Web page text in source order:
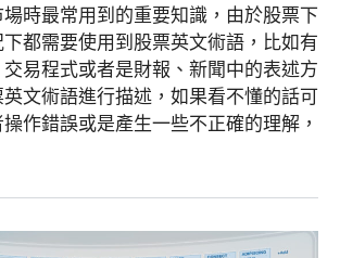
時最常用到的重要知識，由於股票下
都需要使用到股票英文術語，比如有
易程式或者是財報、新聞中的表述方
文術語進行描述，如果看不懂的話可
作錯誤或是產生一些不正確的理解，